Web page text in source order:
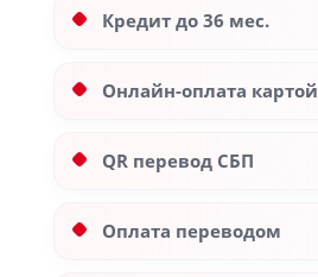
Кредит до 36 мес.
Онлайн-оплата картой
QR перевод СБП
Оплата переводом